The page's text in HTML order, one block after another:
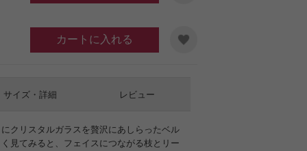
カートに入れる
クリスタルガラスを贅沢にあしらったベル
見てみると、フェイスにつながる枝とリー
サイズ・詳細 レビュー